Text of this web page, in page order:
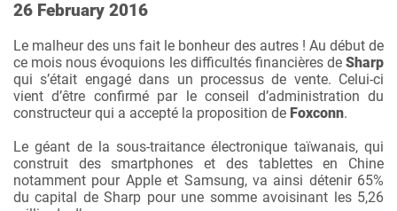
26 February 2016
Le malheur des uns fait le bonheur des autres ! Au début de
ce mois nous évoquions les difficultés financières de Sharp
qui s’était engagé dans un processus de vente. Celui-ci
vient d’être confirmé par le conseil d’administration du
constructeur qui a accepté la proposition de Foxconn.
Le géant de la sous-traitance électronique taïwanais, qui
construit des smartphones et des tablettes en Chine
notamment pour Apple et Samsung, va ainsi détenir 65%
du capital de Sharp pour une somme avoisinant les 5,26